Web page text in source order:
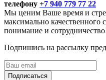
телефону +7 940 779 77 22
Мы ценим Ваше время и
максимально качественного
понимание и
Подпишись на рассылку
Подписаться